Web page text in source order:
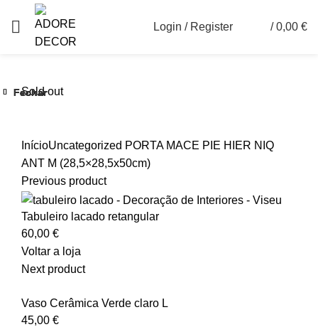
Login / Register / 0,00 €
Sold out
InícioUncategorized PORTA MACE PIE HIER NIQ
ANT M (28,5×28,5x50cm)
Previous product
Tabuleiro lacado retangular
60,00 €
Voltar a loja
Next product
Vaso Cerâmica Verde claro L
45,00 €
Fechar
Fechar
Fechar
Fechar
Fechar
Fechar